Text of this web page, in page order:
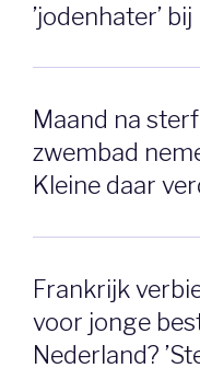
’jodenhater’
Maand na
zwembad
Kleine daar
Frankrijk
voor jonge
Nederland?